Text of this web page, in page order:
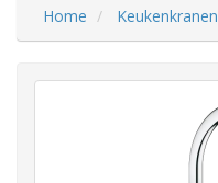
Home Keukenkranen